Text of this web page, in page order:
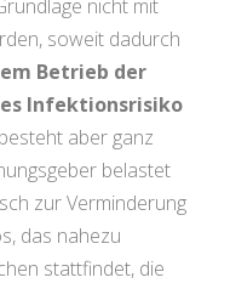
nicht mit
soweit dadurch
Betrieb der
Infektionsrisiko
aber ganz
belastet
zur Verminderung
das nahezu
stattfindet, die